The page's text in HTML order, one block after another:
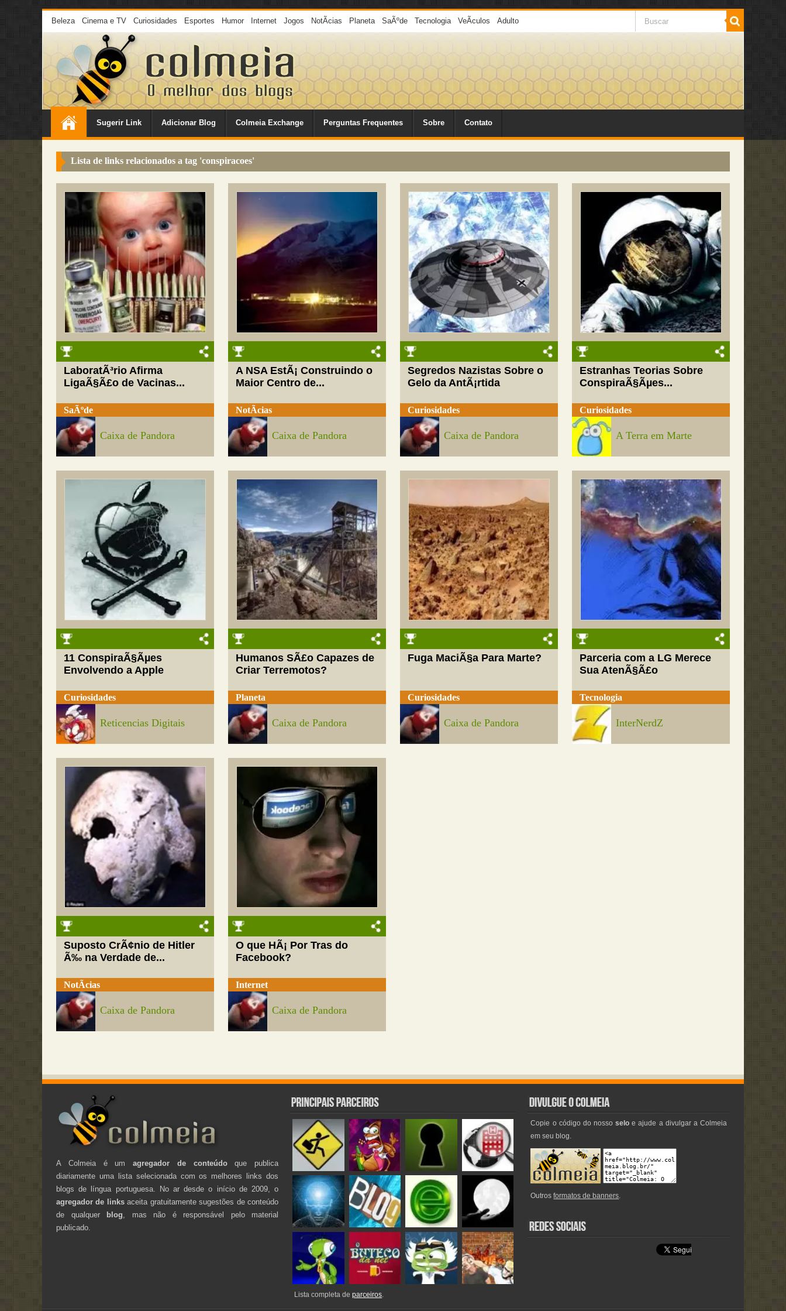
Beleza Cinema e TV Curiosidades Esportes Humor Internet Jogos NotÃ­cias Planeta SaÃºde Tecnologia VeÃ­culos Adulto
Sugerir Link Adicionar Blog Colmeia Exchange Perguntas Frequentes Sobre Contato
Lista de links relacionados a tag 'conspiracoes'
LaboratÃ³rio Afirma
LigaÃ§Ã£o de Vacinas...
SaÃºde
Caixa de Pandora
A NSA EstÃ¡ Construindo o
Maior Centro de...
NotÃ­cias
Caixa de Pandora
Segredos Nazistas Sobre o
Gelo da AntÃ¡rtida
Curiosidades
Caixa de Pandora
Estranhas Teorias Sobre
ConspiraÃ§Ãµes...
Curiosidades
A Terra em Marte
11 ConspiraÃ§Ãµes
Envolvendo a Apple
Curiosidades
Reticencias Digitais
Humanos SÃ£o Capazes de
Criar Terremotos?
Planeta
Caixa de Pandora
Fuga MaciÃ§a Para Marte?
Curiosidades
Caixa de Pandora
Parceria com a LG Merece
Sua AtenÃ§Ã£o
Tecnologia
InterNerdZ
Suposto CrÃ¢nio de Hitler
Ã‰ na Verdade de...
NotÃ­cias
Caixa de Pandora
O que HÃ¡ Por Tras do
Facebook?
Internet
Caixa de Pandora
A Colmeia é umagregador de conteúdoque publica
diariamente uma lista selecionada com os melhores links dos
blogs de língua portuguesa. No ar desde o início de 2009, o
agregador de linksaceita gratuitamente sugestões de conteúdo
de qualquer
blog , mas não é responsável pelo material
publicado.
Lista completa deparceiros
Copie o código do nossoselo e ajude a divulgar a Colmeia
em seu blog.
Outrosformatos de banners.